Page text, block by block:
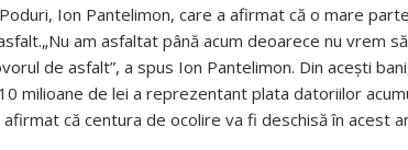
Ion Pantelimon, care a afirmat că o mare
am asfaltat până acum deoarece nu vrem
de asfalt”, a spus Ion Pantelimon. Din aceşti
milioane de lei a reprezentant plata datoriilor
afirmat că centura de ocolire va fi deschisă în acest